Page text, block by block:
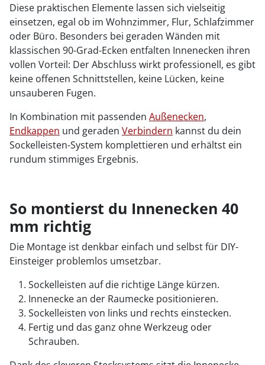
Diese praktischen Elemente lassen sich vielseitig
einsetzen, egal ob im Wohnzimmer, Flur, Schlafzimmer
oder Büro. Besonders bei geraden Wänden mit
klassischen 90-Grad-Ecken entfalten Innenecken ihren
vollen Vorteil: Der Abschluss wirkt professionell, es gibt
keine offenen Schnittstellen, keine Lücken, keine
unsauberen Fugen.
In Kombination mit passenden Außenecken,
Endkappen und geraden Verbindern kannst du dein
Sockelleisten-System komplettieren und erhältst ein
rundum stimmiges Ergebnis.
So montierst du Innenecken 40
mm richtig
Die Montage ist denkbar einfach und selbst für DIY-
Einsteiger problemlos umsetzbar.
Sockelleisten auf die richtige Länge kürzen.
Innenecke an der Raumecke positionieren.
Sockelleisten von links und rechts einstecken.
Fertig und das ganz ohne Werkzeug oder
Schrauben.